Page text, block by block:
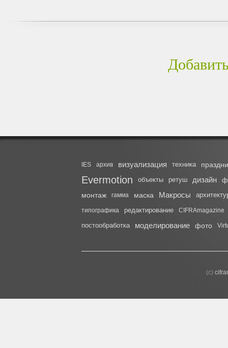
IES архив визуализация техника
Evermotion объекты ретуш дизайн
монтаж
гамма маска Макросы
типографика редактирование CIFRAmagazine
постообработка моделирование фото
(с)